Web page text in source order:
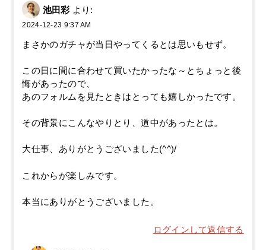
池田彩 より:
2024-12-23 9:37 AM
まさかのガチャが当日やってくるとは思いもせず。
この日に間に合わせて買いたかったな～とちょっと後
悔があったので、
あのフォルムを見たときはとっても嬉しかったです。
その背景にこんなやりとり、道中があったとは。
大仕事、ありがとうございました(^^)/
これからが楽しみです。
本当にありがとうございました。
ログインして返信する